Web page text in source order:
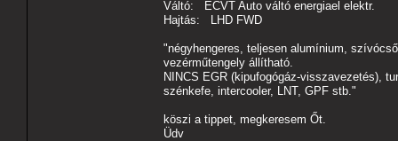
Váltó: ECVT Auto váltó energiael elektr.
Hajtás: LHD FWD
"négyhengeres, teljesen alumínium,
vezérműtengely állítható.
NINCS EGR (kipufogógáz-visszavezetés),
szénkefe, intercooler, LNT, GPF stb."
köszi a tippet, megkeresem Őt.
Üdv